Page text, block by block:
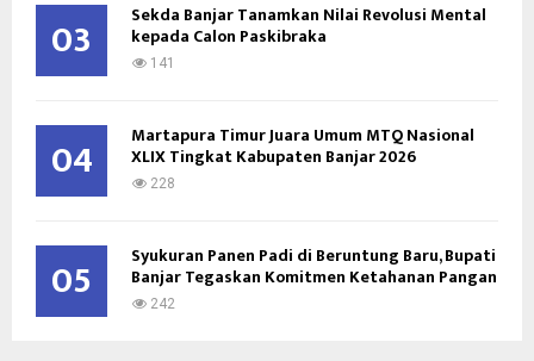
03 Sekda Banjar Tanamkan Nilai Revolusi Mental
kepada Calon Paskibraka
141
04 Martapura Timur Juara Umum MTQ Nasional
XLIX Tingkat Kabupaten Banjar 2026
228
05 Syukuran Panen Padi di Beruntung Baru, Bupati
Banjar Tegaskan Komitmen Ketahanan Pangan
242